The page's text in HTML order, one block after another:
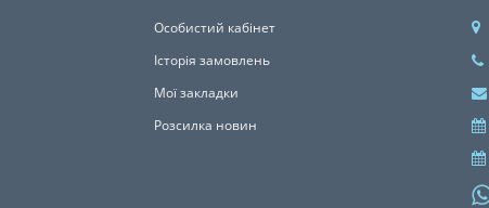
Особистий кабінет
Історія замовлень
Мої закладки
Розсилка новин